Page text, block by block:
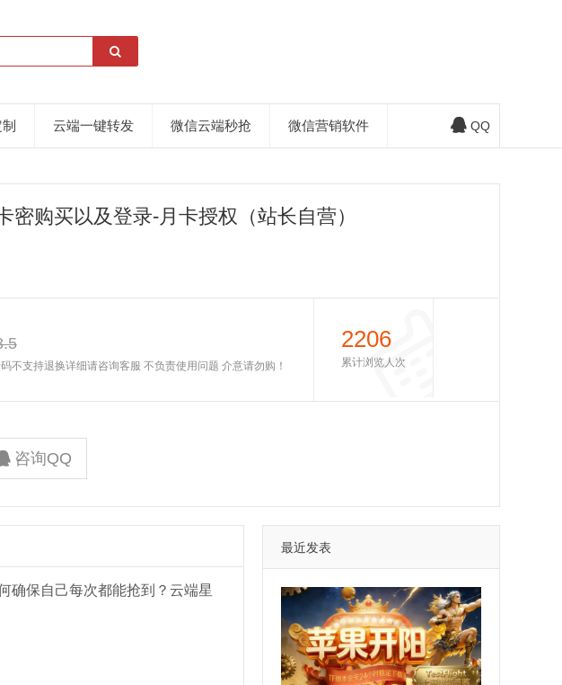
云端一键转发 微信云端秒抢 微信营销软件 QQ
密购买以及登录-月卡授权（站长自营）
不支持退换详细请咨询客服 不负责使用问题 介意请勿购！
2206
累计浏览人次
咨询QQ
确保自己每次都能抢到？云端星
最近发表